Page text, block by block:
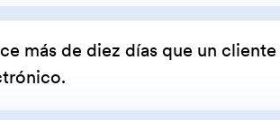
más de diez días que un